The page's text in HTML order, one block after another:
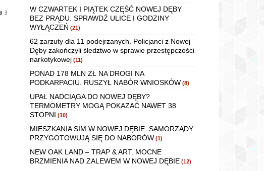
3
W CZWARTEK I PIĄTEK CZĘŚĆ NOWEJ DĘBY
BEZ PRĄDU. SPRAWDŹ ULICE I GODZINY
WYŁĄCZEŃ (21)
62 zarzuty dla 11 podejrzanych. Policjanci z Nowej
Dęby zakończyli śledztwo w sprawie przestępczości
narkotykowej (11)
PONAD 178 MLN ZŁ NA DROGI NA
PODKARPACIU. RUSZYŁ NABÓR WNIOSKÓW (8)
UPAŁ NADCIĄGA DO NOWEJ DĘBY?
TERMOMETRY MOGĄ POKAZAĆ NAWET 38
STOPNI (10)
MIESZKANIA SIM W NOWEJ DĘBIE. SAMORZĄDY
PRZYGOTOWUJĄ SIĘ DO NABORÓW (1)
NEW OAK LAND – TRAP & ART. MOCNE
BRZMIENIA NAD ZALEWEM W NOWEJ DĘBIE (12)